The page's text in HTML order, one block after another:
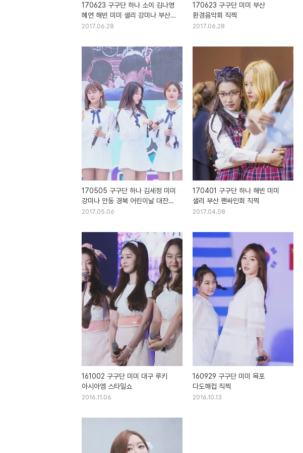
170623 구구단 하나 소이 김나영
혜연 해빈 미미 샐리 강미나 부산
환경음악회 직찍
2017.06.28
170623 구구단 미미 부산
환경음악회 직찍
2017.06.28
170505 구구단 하나 김세정 미미
강미나 안동 경북 어린이날 대잔치
직찍
2017.05.06
170401 구구단 하나 해빈 미미
샐리 부산 팬싸인회 직찍
2017.04.08
161002 구구단 미미 대구 루키
아시아엠 스타일쇼
2016.11.06
160929 구구단 미미 목포
다도해컵 직찍
2016.10.13